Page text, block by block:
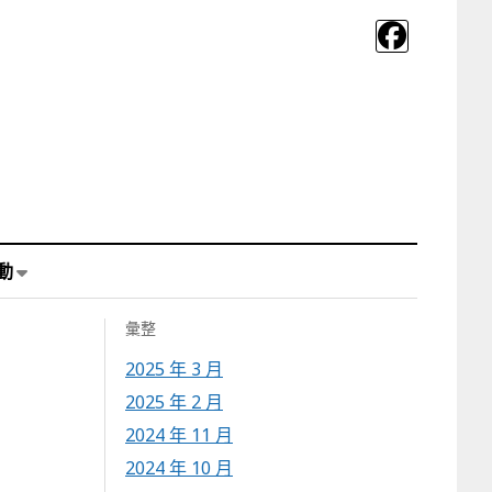
彙整
2025 年 3 月
2025 年 2 月
2024 年 11 月
2024 年 10 月